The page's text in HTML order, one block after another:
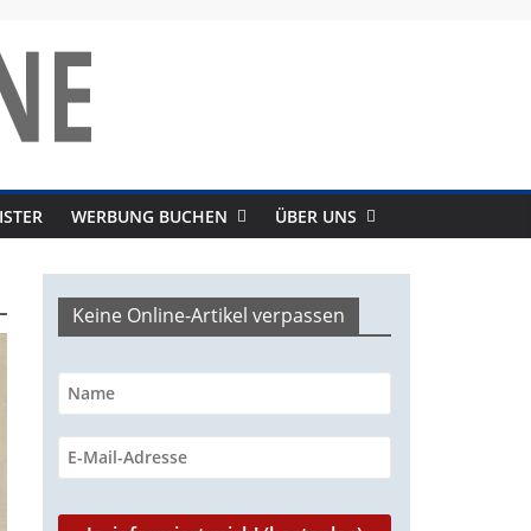
WERBUNG BUCHEN ÜBER UNS
Keine Online-Artikel verpassen